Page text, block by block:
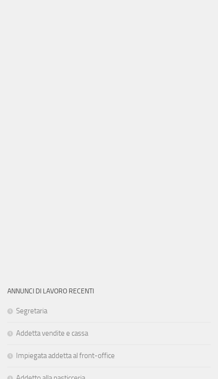
ANNUNCI DI LAVORO RECENTI
Segretaria
Addetta vendite e cassa
Impiegata addetta al front-office